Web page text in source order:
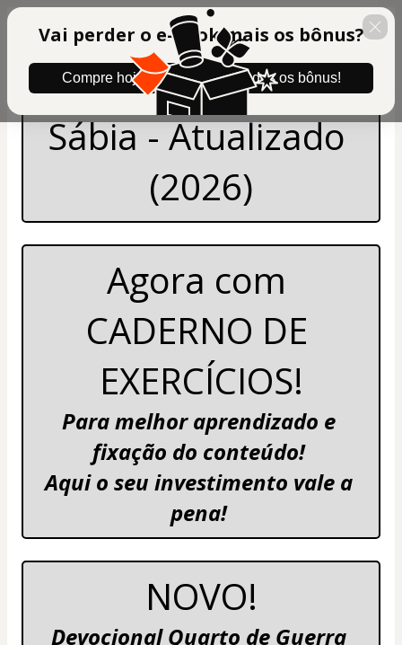
Vai perder o e-book mais os bônus?
Compre hoje mesmo e leve todos os bônus!
eBook A Mulher
Sábia - Atualizado
(2026)
Agora com
CADERNO DE
EXERCÍCIOS!
Para melhor aprendizado e
fixação do conteúdo!
Aqui o seu investimento vale a
pena!
NOVO!
Devocional Quarto de Guerra